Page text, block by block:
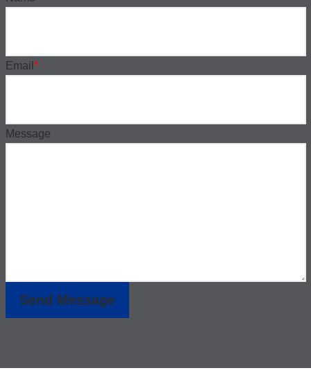
Email *
Message
Send Message